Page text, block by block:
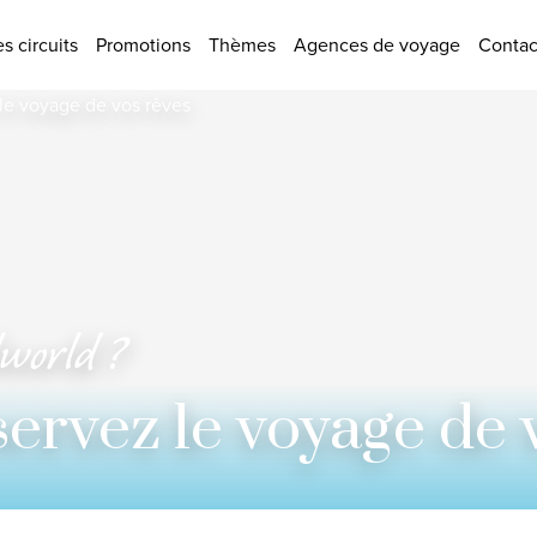
circuits Promotions Thèmes Agences de voyage
?
le voyage de
Chambre 1 Adultes
Appliquer